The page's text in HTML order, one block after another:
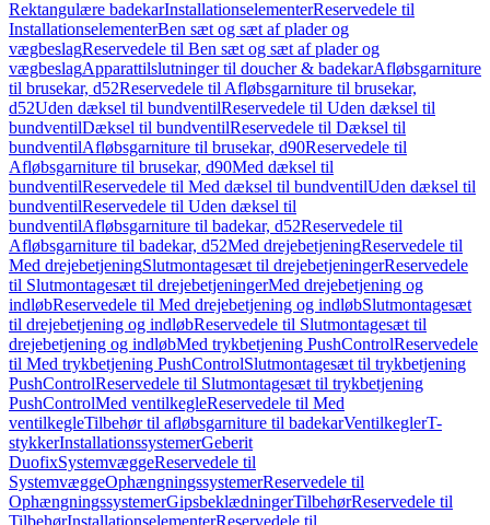
Rektangulære badekarInstallationselementerReservedele til
InstallationselementerBen sæt og sæt af plader og
vægbeslagReservedele til Ben sæt og sæt af plader og
vægbeslagApparattilslutninger til doucher & badekarAfløbsgarniture
til brusekar, d52Reservedele til Afløbsgarniture til brusekar,
d52Uden dæksel til bundventilReservedele til Uden dæksel til
bundventilDæksel til bundventilReservedele til Dæksel til
bundventilAfløbsgarniture til brusekar, d90Reservedele til
Afløbsgarniture til brusekar, d90Med dæksel til
bundventilReservedele til Med dæksel til bundventilUden dæksel til
bundventilReservedele til Uden dæksel til
bundventilAfløbsgarniture til badekar, d52Reservedele til
Afløbsgarniture til badekar, d52Med drejebetjeningReservedele til
Med drejebetjeningSlutmontagesæt til drejebetjeningerReservedele
til Slutmontagesæt til drejebetjeningerMed drejebetjening og
indløbReservedele til Med drejebetjening og indløbSlutmontagesæt
til drejebetjening og indløbReservedele til Slutmontagesæt til
drejebetjening og indløbMed trykbetjening PushControlReservedele
til Med trykbetjening PushControlSlutmontagesæt til trykbetjening
PushControlReservedele til Slutmontagesæt til trykbetjening
PushControlMed ventilkegleReservedele til Med
ventilkegleTilbehør til afløbsgarniture til badekarVentilkeglerT-
stykkerInstallationssystemerGeberit
DuofixSystemvæggeReservedele til
SystemvæggeOphængningssystemerReservedele til
OphængningssystemerGipsbeklædningerTilbehørReservedele til
TilbehørInstallationselementerReservedele til